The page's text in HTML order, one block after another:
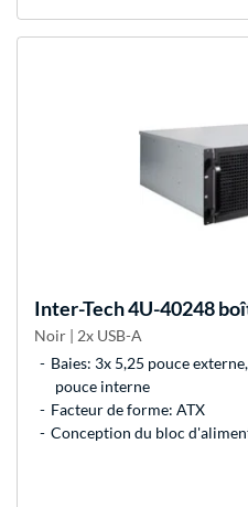
Inter-Tech4U-40248
Noir | 2x USB-A
Baies: 3x 5,25 pouce
pouce interne
Facteur de forme: ATX
Conception du bloc